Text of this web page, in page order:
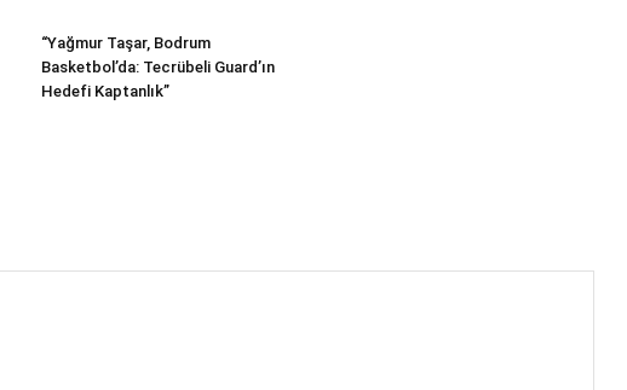
“Yağmur Taşar, Bodrum
Basketbol’da: Tecrübeli Guard’ın
Hedefi Kaptanlık”